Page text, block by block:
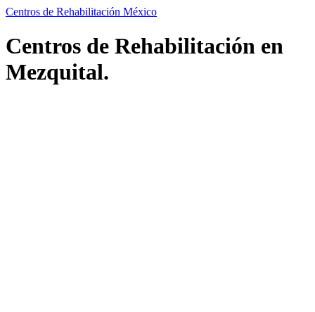
Centros de Rehabilitación México
Centros de Rehabilitación en
Mezquital.